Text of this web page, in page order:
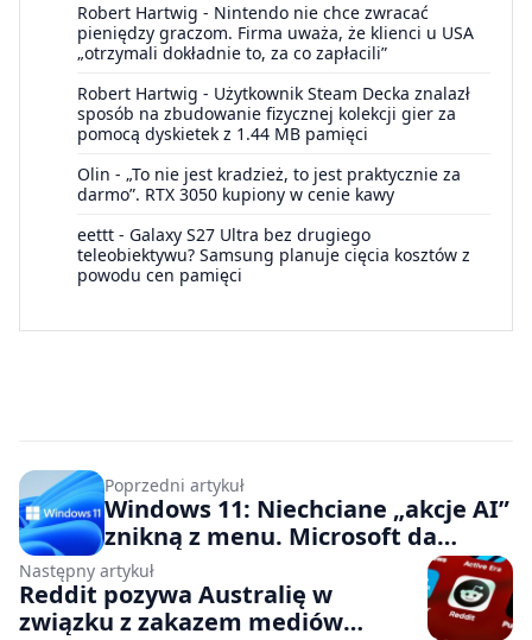
Robert Hartwig - Nintendo nie chce zwracać
pieniędzy graczom. Firma uważa, że klienci u USA
„otrzymali dokładnie to, za co zapłacili”
Robert Hartwig - Użytkownik Steam Decka znalazł
sposób na zbudowanie fizycznej kolekcji gier za
pomocą dyskietek z 1.44 MB pamięci
Olin - „To nie jest kradzież, to jest praktycznie za
darmo”. RTX 3050 kupiony w cenie kawy
eettt - Galaxy S27 Ultra bez drugiego
teleobiektywu? Samsung planuje cięcia kosztów z
powodu cen pamięci
Poprzedni artykuł
Windows 11: Niechciane „akcje AI”
znikną z menu. Microsoft da
większą swobodę użytkownikom
Następny artykuł
Reddit pozywa Australię w
związku z zakazem mediów